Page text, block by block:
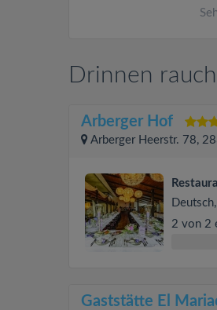
Drinnen
Arberger Hof
Arberger Heerstr. 78,
2 von 2
Gaststätte El